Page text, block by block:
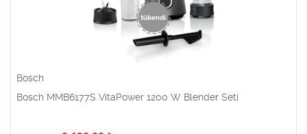
Bosch
Bosch MMB6177S VitaPower 1200 W Blender Seti